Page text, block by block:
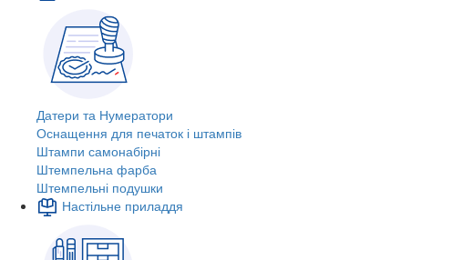
Датери та Нумератори
Оснащення для печаток і штампів
Штампи самонабірні
Штемпельна фарба
Штемпельні подушки
Настільне приладдя